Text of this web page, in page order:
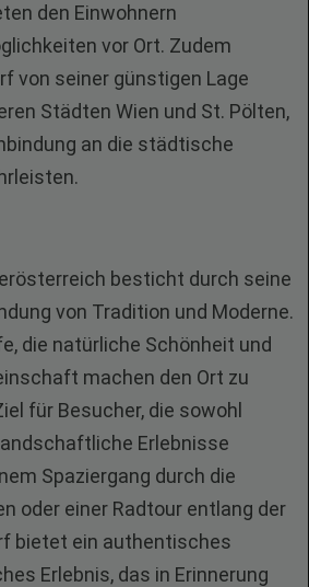
den Einwohnern
vor Ort. Zudem
von seiner günstigen Lage
Städten Wien und St. Pölten,
an die städtische
besticht durch seine
von Tradition und Moderne.
die natürliche Schönheit und
machen den Ort zu
für Besucher, die sowohl
Erlebnisse
Spaziergang durch die
oder einer Radtour entlang der
bietet ein authentisches
Erlebnis, das in Erinnerung